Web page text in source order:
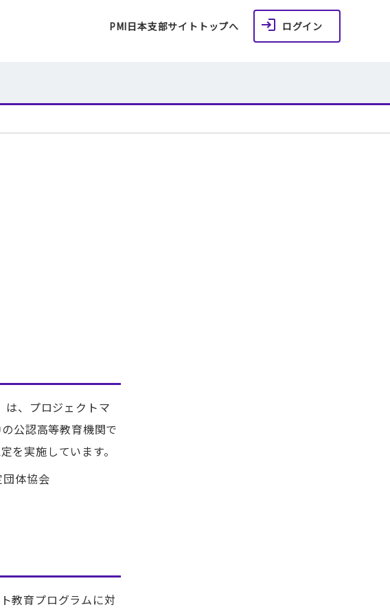
PMI日本支部サイトトップへ ログイン
、プロジェクトマ
公認高等教育機関で
を実施しています。
体協会
教育プログラムに対